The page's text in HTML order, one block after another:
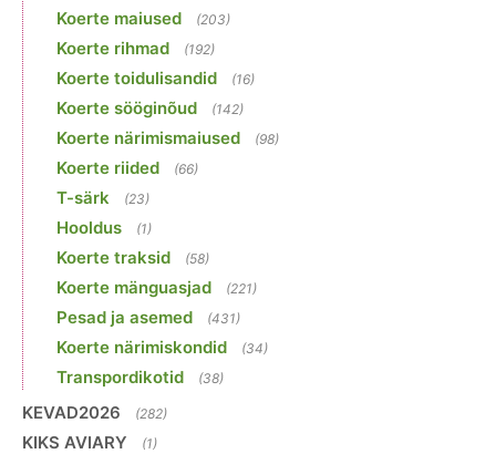
Koerte maiused (203)
Koerte rihmad (192)
Koerte toidulisandid (16)
Koerte sööginõud (142)
Koerte närimismaiused (98)
Koerte riided (66)
T-särk (23)
Hooldus (1)
Koerte traksid (58)
Koerte mänguasjad (221)
Pesad ja asemed (431)
Koerte närimiskondid (34)
Transpordikotid (38)
KEVAD2026 (282)
KIKS AVIARY (1)